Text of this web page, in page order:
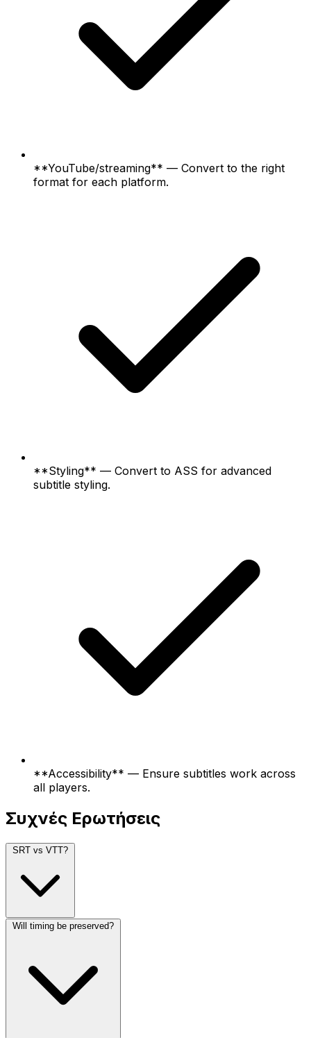
**YouTube/streaming** — Convert to the right
format for each platform.
**Styling** — Convert to ASS for advanced
subtitle styling.
**Accessibility** — Ensure subtitles work across
all players.
Συχνές Ερωτήσεις
SRT vs VTT?
Will timing be preserved?